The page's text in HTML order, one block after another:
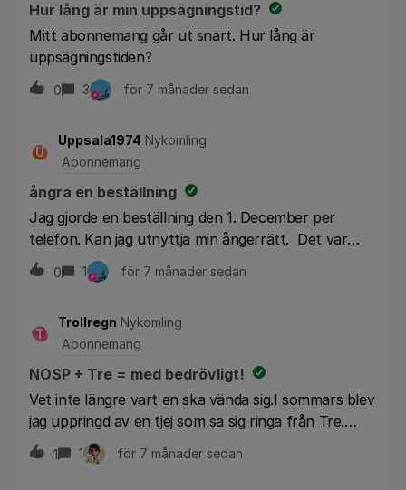
Hur lång är min uppsägningstid?
Mitt abonnemang går ut snart. Hur lång är
uppsägningstiden?
0 3 för 7 månader sedan
U
Uppsala1974 Nykomling
Abonnemang
ångra en beställning
Jag gjorde en beställning den 1. December per
telefon. Kan jag utnyttja min ångerrätt. Det var
abonnemang och telefon. Jag har inte fått
telefonen än. Den är på väg
0 1 för 7 månader sedan
T
Trollregn Nykomling
Abonnemang
NOSP + Tre = med bedrövligt!
Vet inte längre vart en ska vända sig.I sommars blev
jag uppringd av en tjej som sa sig ringa från Tre.
Hon lobbade starkt för ett abonnemang som skulle
bli 300 kr billigare mot det jag har idag. Att mitt
1 1 för 7 månader sedan